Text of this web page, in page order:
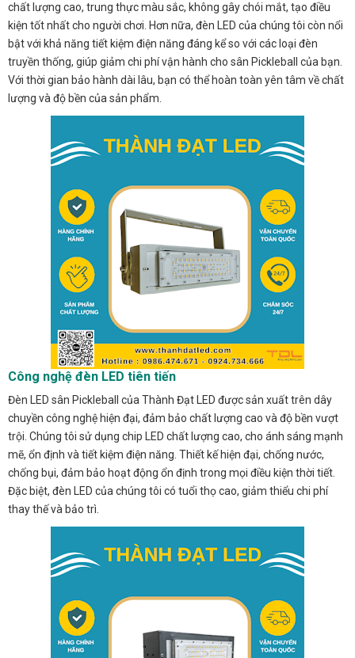
chất lượng cao, trung thực màu sắc, không gây chói mắt, tạo điều
kiện tốt nhất cho người chơi. Hơn nữa, đèn LED của chúng tôi còn nổi
bật với khả năng tiết kiệm điện năng đáng kể so với các loại đèn
truyền thống, giúp giảm chi phí vận hành cho sân Pickleball của bạn.
Với thời gian bảo hành dài lâu, bạn có thể hoàn toàn yên tâm về chất
lượng và độ bền của sản phẩm.
Công nghệ đèn LED tiên tiến
Đèn LED sân Pickleball của Thành Đạt LED được sản xuất trên dây
chuyền công nghệ hiện đại, đảm bảo chất lượng cao và độ bền vượt
trội. Chúng tôi sử dụng chip LED chất lượng cao, cho ánh sáng mạnh
mẽ, ổn định và tiết kiệm điện năng. Thiết kế hiện đại, chống nước,
chống bụi, đảm bảo hoạt động ổn định trong mọi điều kiện thời tiết.
Đặc biệt, đèn LED của chúng tôi có tuổi thọ cao, giảm thiểu chi phí
thay thế và bảo trì.